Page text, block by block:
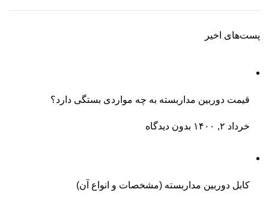
پست‌های اخیر
قیمت دوربین مداربسته به چه مواردی بستگی دارد؟
خرداد ۲, ۱۴۰۰ بدون دیدگاه
کابل دوربین مداربسته (مشخصات و انواع آن)